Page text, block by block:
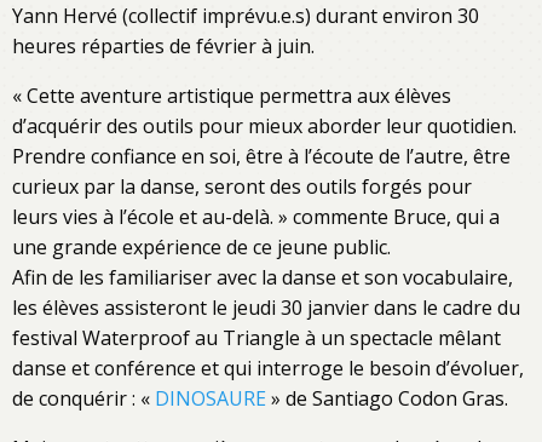
Yann Hervé (collectif imprévu.e.s) durant environ 30
heures réparties de février à juin.
« Cette aventure artistique permettra aux élèves
d’acquérir des outils pour mieux aborder leur quotidien.
Prendre confiance en soi, être à l’écoute de l’autre, être
curieux par la danse, seront des outils forgés pour
leurs vies à l’école et au-delà. » commente Bruce, qui a
une grande expérience de ce jeune public.
Afin de les familiariser avec la danse et son vocabulaire,
les élèves assisteront le jeudi 30 janvier dans le cadre du
festival Waterproof au Triangle à un spectacle mêlant
danse et conférence et qui interroge le besoin d’évoluer,
de conquérir : « DINOSAURE» de Santiago Codon Gras.